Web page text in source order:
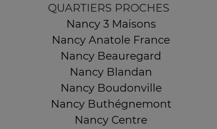
QUARTIERS PROCHES
Nancy 3 Maisons
Nancy Anatole France
Nancy Beauregard
Nancy Blandan
Nancy Boudonville
Nancy Buthégnemont
Nancy Centre